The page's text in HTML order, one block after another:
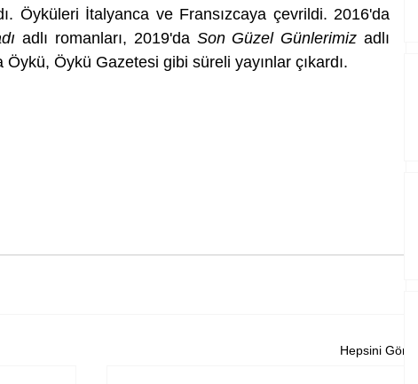
adlı romanları, 2019'da Son Güzel Günlerimiz adlı
Öykü, Öykü Gazetesi gibi süreli yayınlar çıkardı.
Hepsini Gör